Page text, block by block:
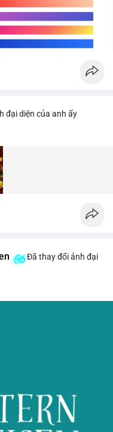
đại diện của anh ấy
Đã thay đổi ảnh đại